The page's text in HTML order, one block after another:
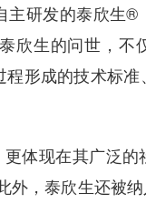
研发的泰欣生®
欣生的问世，不
形成的技术标
体现在其广泛
，泰欣生还被